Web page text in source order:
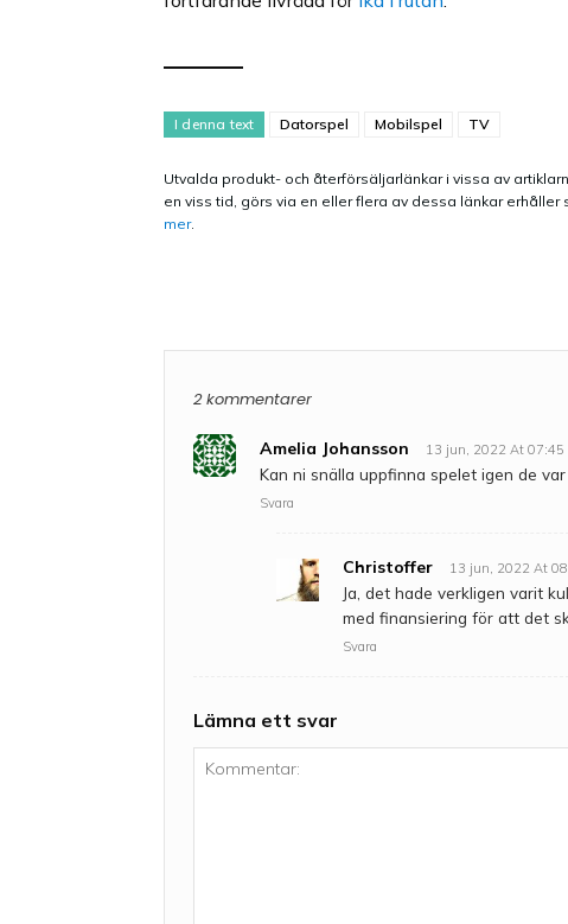
I denna text Datorspel Mobilspel TV
Utvalda produkt- och återförsäljarlänkar i vissa av
en viss tid, görs via en eller flera av dessa länkar
mer.
2 kommentarer
Amelia Johansson 13 jun, 2022 At 07:45
Kan ni snälla uppfinna spelet igen de
Svara
Christoffer 13 jun, 2022 At
Ja, det hade verkligen varit
med finansiering för att det
Svara
Lämna ett svar